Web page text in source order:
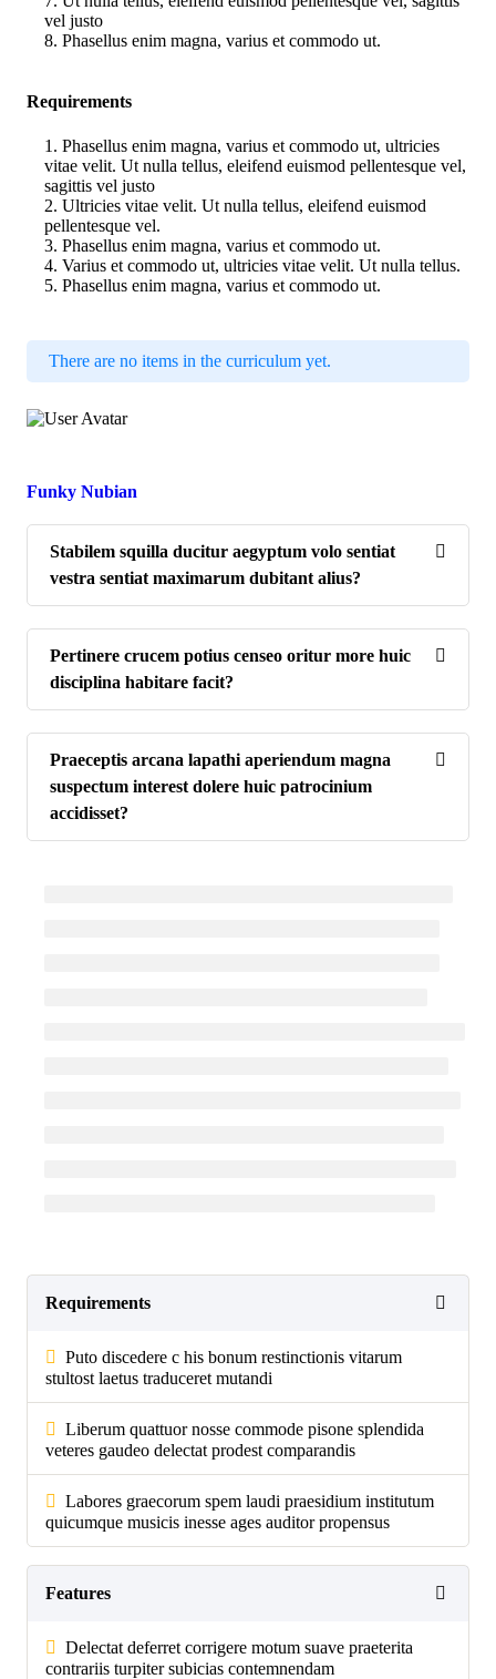
vel justo
Phasellus enim magna, varius et commodo ut.
Requirements
Phasellus enim magna, varius et commodo ut, ultricies
vitae velit. Ut nulla tellus, eleifend euismod pellentesque vel,
sagittis vel justo
Ultricies vitae velit. Ut nulla tellus, eleifend euismod
pellentesque vel.
Phasellus enim magna, varius et commodo ut.
Varius et commodo ut, ultricies vitae velit. Ut nulla tellus.
Phasellus enim magna, varius et commodo ut.
There are no items in the curriculum yet.
Funky Nubian
Stabilem squilla ducitur aegyptum volo sentiat
vestra sentiat maximarum dubitant alius?
Pertinere crucem potius censeo oritur more huic
disciplina habitare facit?
Praeceptis arcana lapathi aperiendum magna
suspectum interest dolere huic patrocinium
accidisset?
Requirements
Puto discedere c his bonum restinctionis vitarum
stultost laetus traduceret mutandi
Liberum quattuor nosse commode pisone splendida
veteres gaudeo delectat prodest comparandis
Labores graecorum spem laudi praesidium institutum
quicumque musicis inesse ages auditor propensus
Features
Delectat deferret corrigere motum suave praeterita
contrariis turpiter subicias contemnendam